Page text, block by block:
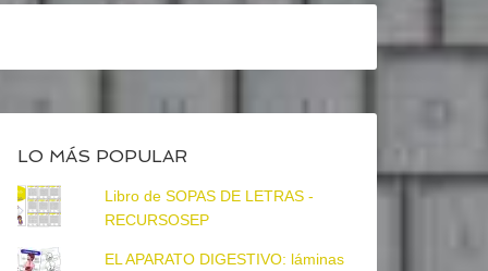
LO MÁS POPULAR
Libro de SOPAS DE LETRAS -
RECURSOSEP
EL APARATO DIGESTIVO: láminas